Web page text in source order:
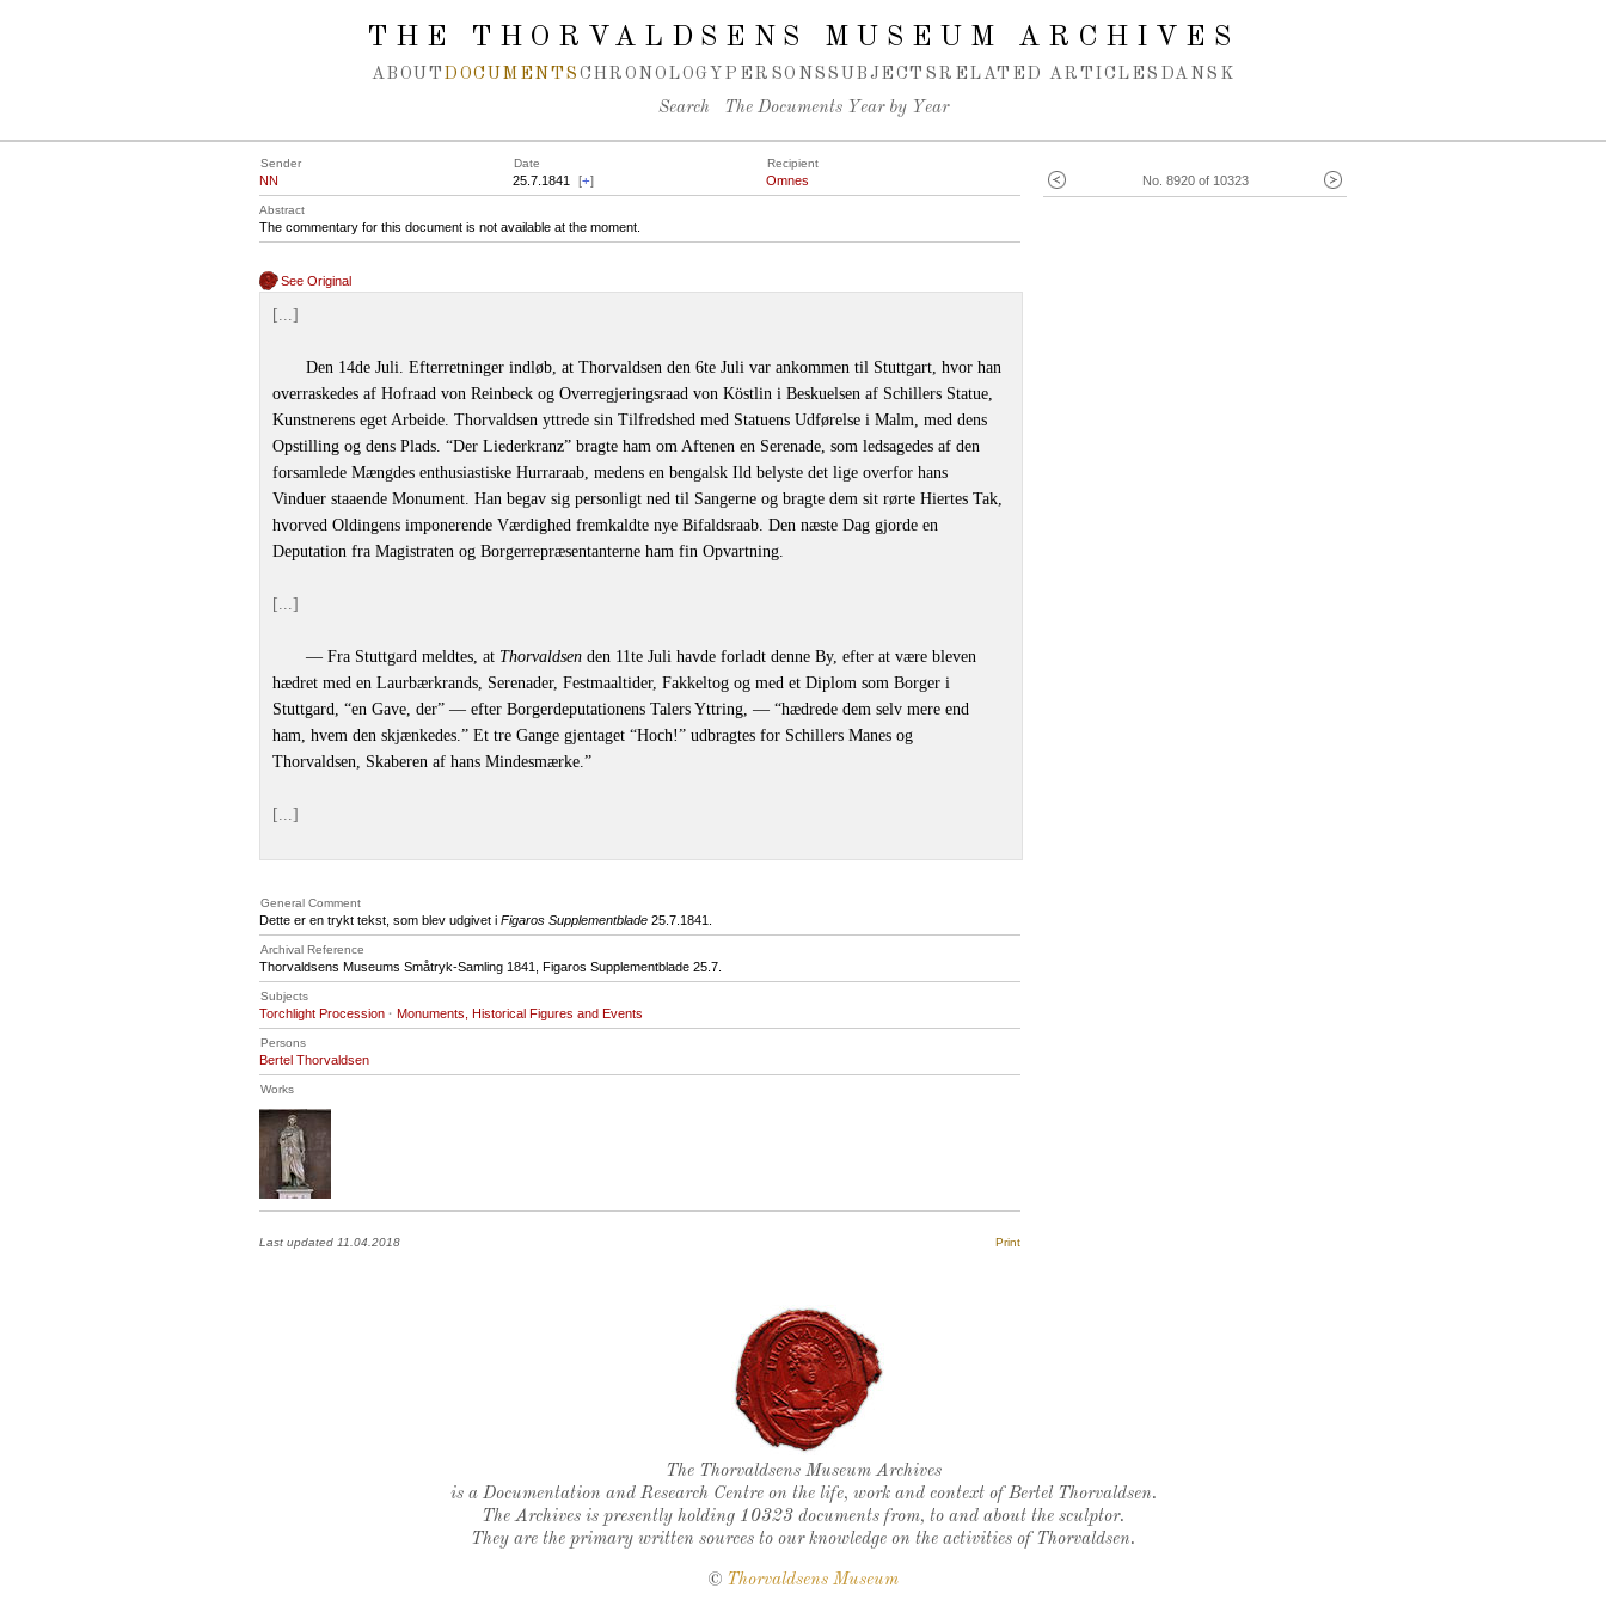
THE THORVALDSENS MUSEUM ARCHIVES
ABOUT DOCUMENTS CHRONOLOGY PERSONS SUBJECTS RELATED ARTICLES DANSK
Search The Documents Year by Year
No. 8920 of 10323
Sender Date Recipient
NN 25.7.1841 [+] Omnes
Abstract
The commentary for this document is not available at the moment.
See Original
[...]
Den 14de Juli. Efterretninger indløb, at Thorvaldsen den 6te Juli var ankommen til Stuttgart, hvor han
overraskedes af Hofraad von Reinbeck og Overregjeringsraad von Köstlin i Beskuelsen af Schillers Statue,
Kunstnerens eget Arbeide. Thorvaldsen yttrede sin Tilfredshed med Statuens Udførelse i Malm, med dens
Opstilling og dens Plads. “Der Liederkranz” bragte ham om Aftenen en Serenade, som ledsagedes af den
forsamlede Mængdes enthusiastiske Hurraraab, medens en bengalsk Ild belyste det lige overfor hans
Vinduer staaende Monument. Han begav sig personligt ned til Sangerne og bragte dem sit rørte Hiertes Tak,
hvorved Oldingens imponerende Værdighed fremkaldte nye Bifaldsraab. Den næste Dag gjorde en
Deputation fra Magistraten og Borgerrepræsentanterne ham fin Opvartning.
[...]
— Fra Stuttgard meldtes, at Thorvaldsen den 11te Juli havde forladt denne By, efter at være bleven
hædret med en Laurbærkrands, Serenader, Festmaaltider, Fakkeltog og med et Diplom som Borger i
Stuttgard, “en Gave, der” — efter Borgerdeputationens Talers Yttring, — “hædrede dem selv mere end
ham, hvem den skjænkedes.” Et tre Gange gjentaget “Hoch!” udbragtes for Schillers Manes og
Thorvaldsen, Skaberen af hans Mindesmærke.”
[...]
General Comment
Dette er en trykt tekst, som blev udgivet i Figaros Supplementblade 25.7.1841.
Archival Reference
Thorvaldsens Museums Småtryk-Samling 1841, Figaros Supplementblade 25.7.
Subjects
Torchlight Procession · Monuments, Historical Figures and Events
Persons
Bertel Thorvaldsen
Works
Last updated 11.04.2018 Print
Thorvaldsen's seal
The Thorvaldsens Museum Archives
is a Documentation and Research Centre on the life, work and context of Bertel Thorvaldsen.
The Archives is presently holding 10323 documents from, to and about the sculptor.
They are the primary written sources to our knowledge on the activities of Thorvaldsen.
© Thorvaldsens Museum